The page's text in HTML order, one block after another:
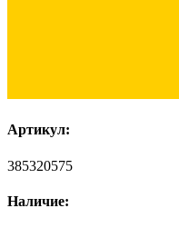
Артикул:
385320575
Наличие: